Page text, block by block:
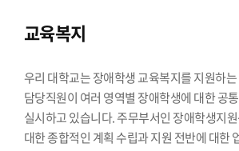
교육복지
우리 대학교는 장애학생 교육복지를 지원하는
담당직원이 여러 영역별 장애학생에 대한 공
실시하고 있습니다. 주무부서인 장애학생지
대한 종합적인 계획 수립과 지원 전반에 대한